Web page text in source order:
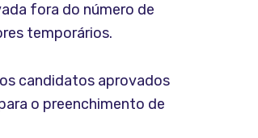
fora do número de
temporários.
candidatos aprovados
o preenchimento de